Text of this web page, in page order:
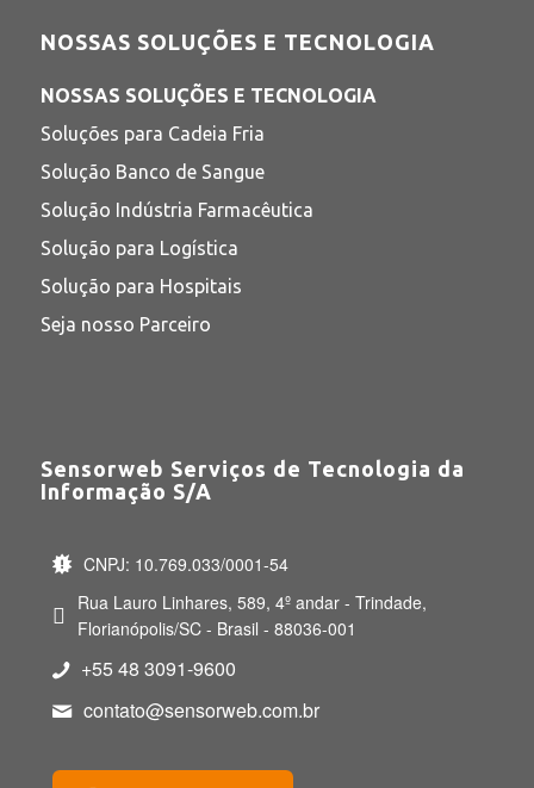
NOSSAS SOLUÇÕES E TECNOLOGIA
NOSSAS SOLUÇÕES E TECNOLOGIA
Soluções para Cadeia Fria
Solução Banco de Sangue
Solução Indústria Farmacêutica
Solução para Logística
Solução para Hospitais
Seja nosso Parceiro
Sensorweb Serviços de Tecnologia da
Informação S/A
CNPJ: 10.769.033/0001-54
Rua Lauro Linhares, 589, 4º andar - Trindade,
Florianópolis/SC - Brasil - 88036-001
+55 48 3091-9600
contato@sensorweb.com.br